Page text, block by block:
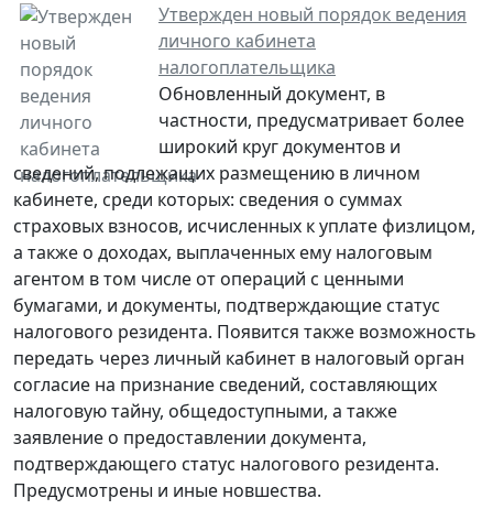
Утвержден новый порядок ведения
личного кабинета
налогоплательщика
Обновленный документ, в
частности, предусматривает более
широкий круг документов и
сведений, подлежащих размещению в личном
кабинете, среди которых: сведения о суммах
страховых взносов, исчисленных к уплате физлицом,
а также о доходах, выплаченных ему налоговым
агентом в том числе от операций с ценными
бумагами, и документы, подтверждающие статус
налогового резидента. Появится также возможность
передать через личный кабинет в налоговый орган
согласие на признание сведений, составляющих
налоговую тайну, общедоступными, а также
заявление о предоставлении документа,
подтверждающего статус налогового резидента.
Предусмотрены и иные новшества.